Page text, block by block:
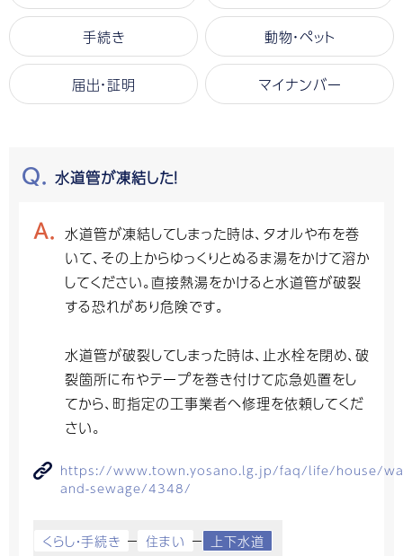
手続き 動物・ペット
届出・証明 マイナンバー
水道管が凍結した！
水道管が凍結してしまった時は、タオルや布を巻
いて、その上からゆっくりとぬるま湯をかけて溶か
してください。直接熱湯をかけると水道管が破裂
する恐れがあり危険です。
水道管が破裂してしまった時は、止水栓を閉め、破
裂箇所に布やテープを巻き付けて応急処置をし
てから、町指定の工事業者へ修理を依頼してくだ
さい。
https://www.town.yosano.lg.jp/faq/life/house/
and-sewage/4348/
くらし・手続き 住まい 上下水道